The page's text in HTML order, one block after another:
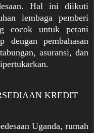
Hal ini diikuti
lembaga pemberi
cocok untuk petani
pembahasan
asuransi, dan
KREDIT
Uganda, rumah